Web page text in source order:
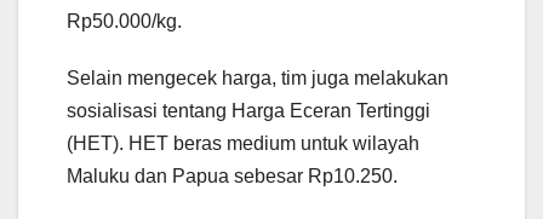
Rp50.000/kg.
Selain mengecek harga, tim juga melakukan
sosialisasi tentang Harga Eceran Tertinggi
(HET). HET beras medium untuk wilayah
Maluku dan Papua sebesar Rp10.250.